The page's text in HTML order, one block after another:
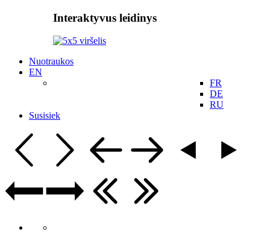
Interaktyvus leidinys
Nuotraukos
EN
FR
DE
RU
Susisiek